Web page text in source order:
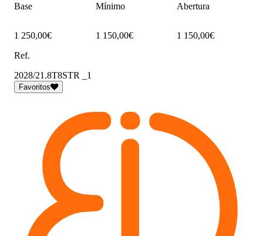
Base Mínimo Abertura
1 250,00€ 1 150,00€
1 150,00€
Ref.
2028/21.8T8STR _1
Favoritos